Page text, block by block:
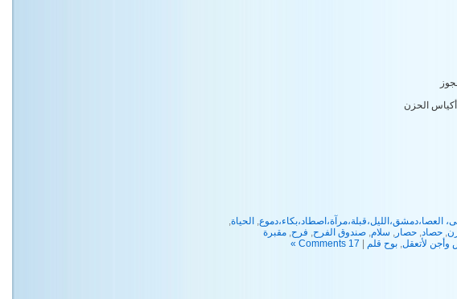
الحزن
العصا،دمشق،الليل،قبلة،مرآة،اصطاد،بكاء،دموع, الحياة,
,حصاد,حصار, سلام,صندوق الفرح, فرح,مقبرة
وأجن لأتعقل,بوح قلم 17 Comments »